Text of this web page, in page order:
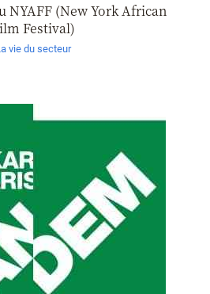
NYAFF (New York African
Festival)
vie du secteur